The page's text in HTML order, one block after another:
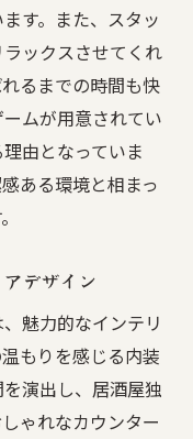
の美味を堪能
居酒屋の選び方
わえる居酒屋
屋の伝統料理
実感する瞬間
清潔居酒屋の魅
居酒屋の紹介
別な時間
居酒屋選び
よいひととき
元の魅力
す。また、スタッ
ックスさせてくれ
るまでの時間も快
ムが用意されてい
由となっていま
ある環境と相まっ
デザイン
魅力的なインテリ
もりを感じる内装
演出し、居酒屋独
ゃれなカウンター